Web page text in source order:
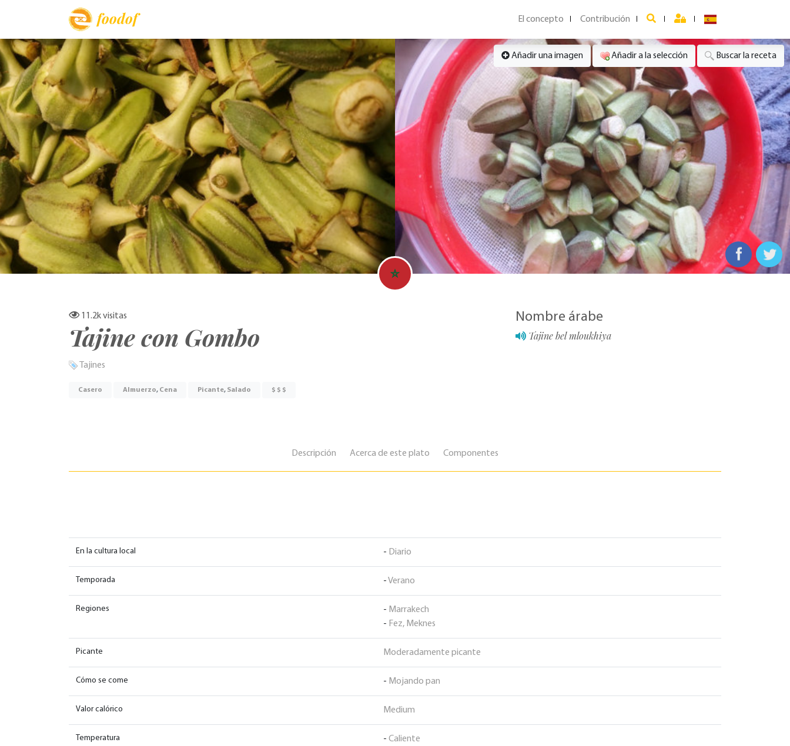
foodof El concepto Contribución
Añadir una imagen Añadir a la selección Buscar la receta
11.2kvisitas
Tajine con Gombo
Tajines
Casero Almuerzo, Cena Picante, Salado $ $ $
Nombre árabe
Tajine bel mloukhiya
Descripción Acerca de este plato Componentes
En la cultura local - Diario
Temporada -Verano
Regiones - Marrakech
- Fez, Meknes
Picante Moderadamente picante
Cómo se come - Mojando pan
Valor calórico Medium
Temperatura - Caliente